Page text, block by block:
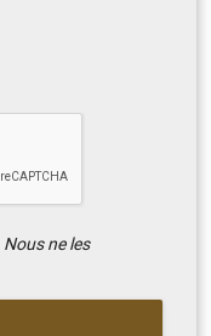
ne les